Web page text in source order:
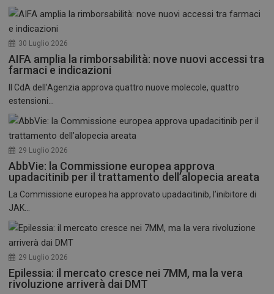
30 Luglio 2026
AIFA amplia la rimborsabilità: nove nuovi accessi tra
farmaci e indicazioni
Il CdA dell’Agenzia approva quattro nuove molecole, quattro
estensioni...
29 Luglio 2026
AbbVie: la Commissione europea approva
upadacitinib per il trattamento dell’alopecia areata
La Commissione europea ha approvato upadacitinib, l’inibitore di
JAK...
29 Luglio 2026
Epilessia: il mercato cresce nei 7MM, ma la vera
rivoluzione arriverà dai DMT